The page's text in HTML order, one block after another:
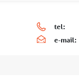
tel:
e-mail: